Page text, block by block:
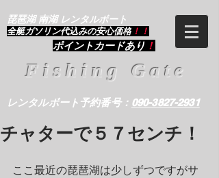
琵琶湖 南湖 レンタルボート
​全艇ガソリン代込みの安心価格 ！！
ポイントカードあり ！
Fishing Gate
レンタルボート予約番号： 090-3827-2931
チャターで５７センチ！
ここ最近の琵琶湖は少しずつですがサ